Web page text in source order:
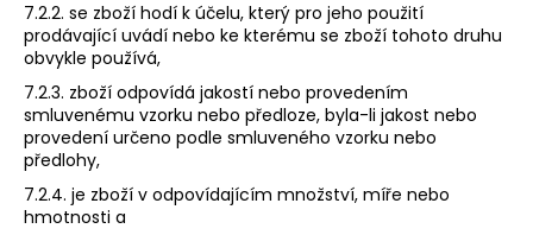
7.2.2. se zboží hodí k účelu, který pro jeho použití
prodávající uvádí nebo ke kterému se zboží tohoto druhu
obvykle používá,
7.2.3. zboží odpovídá jakostí nebo provedením
smluvenému vzorku nebo předloze, byla-li jakost nebo
provedení určeno podle smluveného vzorku nebo
předlohy,
7.2.4. je zboží v odpovídajícím množství, míře nebo
hmotnosti a